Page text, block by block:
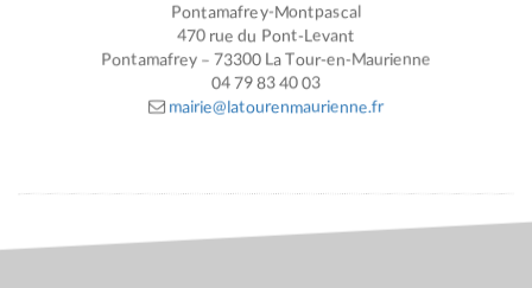
Pontamafrey-Montpascal
470 rue du Pont-Levant
Pontamafrey – 73300 La Tour-en-Maurienne
04 79 83 40 03
mairie@latourenmaurienne.fr